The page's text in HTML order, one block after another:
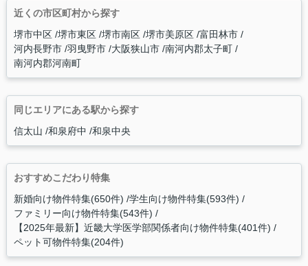
近くの市区町村から探す
堺市中区 堺市東区 堺市南区 堺市美原区 富田林市
河内長野市 羽曳野市 大阪狭山市 南河内郡太子町
南河内郡河南町
同じエリアにある駅から探す
信太山 和泉府中 和泉中央
おすすめこだわり特集
新婚向け物件特集(650件) 学生向け物件特集(593件)
ファミリー向け物件特集(543件)
【2025年最新】近畿大学医学部関係者向け物件特集(401件)
ペット可物件特集(204件)